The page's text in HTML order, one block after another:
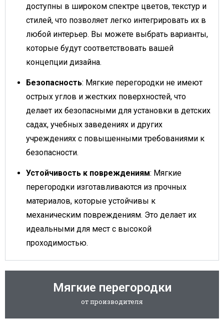
доступны в широком спектре цветов, текстур и
стилей, что позволяет легко интегрировать их в
любой интерьер. Вы можете выбрать варианты,
которые будут соответствовать вашей
концепции дизайна.
Безопасность: Мягкие перегородки не имеют
острых углов и жестких поверхностей, что
делает их безопасными для установки в детских
садах, учебных заведениях и других
учреждениях с повышенными требованиями к
безопасности.
Устойчивость к повреждениям: Мягкие
перегородки изготавливаются из прочных
материалов, которые устойчивы к
механическим повреждениям. Это делает их
идеальными для мест с высокой
проходимостью.
Мягкие перегородки
от производителя